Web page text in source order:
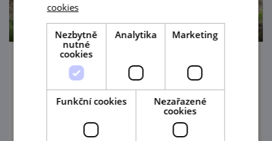
11. Oblastní a 22. Okresní výstava zvířat v
Kyjově
14. 8. — 16. 8. '26
Jste srdečně zváni do Kyjova na výstavu
cookies
Nezbytně
nutné
cookies
Analytika Marketing
Funkční cookies
Nezařazené
cookies